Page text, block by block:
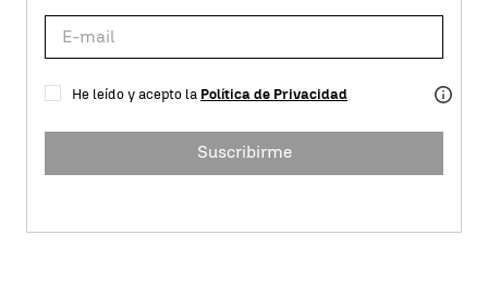
He leído y acepto la Política de Privacidad
Suscribirme